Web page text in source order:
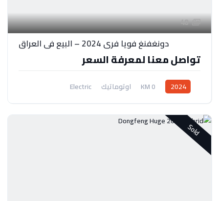
48
دونغفنغ فويا فري 2024 – البيع في العراق
تواصل معنا لمعرفة السعر
2024
0 KM اوتوماتيك
Electric
نظام دفع بالعجلات الخلفية
Sold